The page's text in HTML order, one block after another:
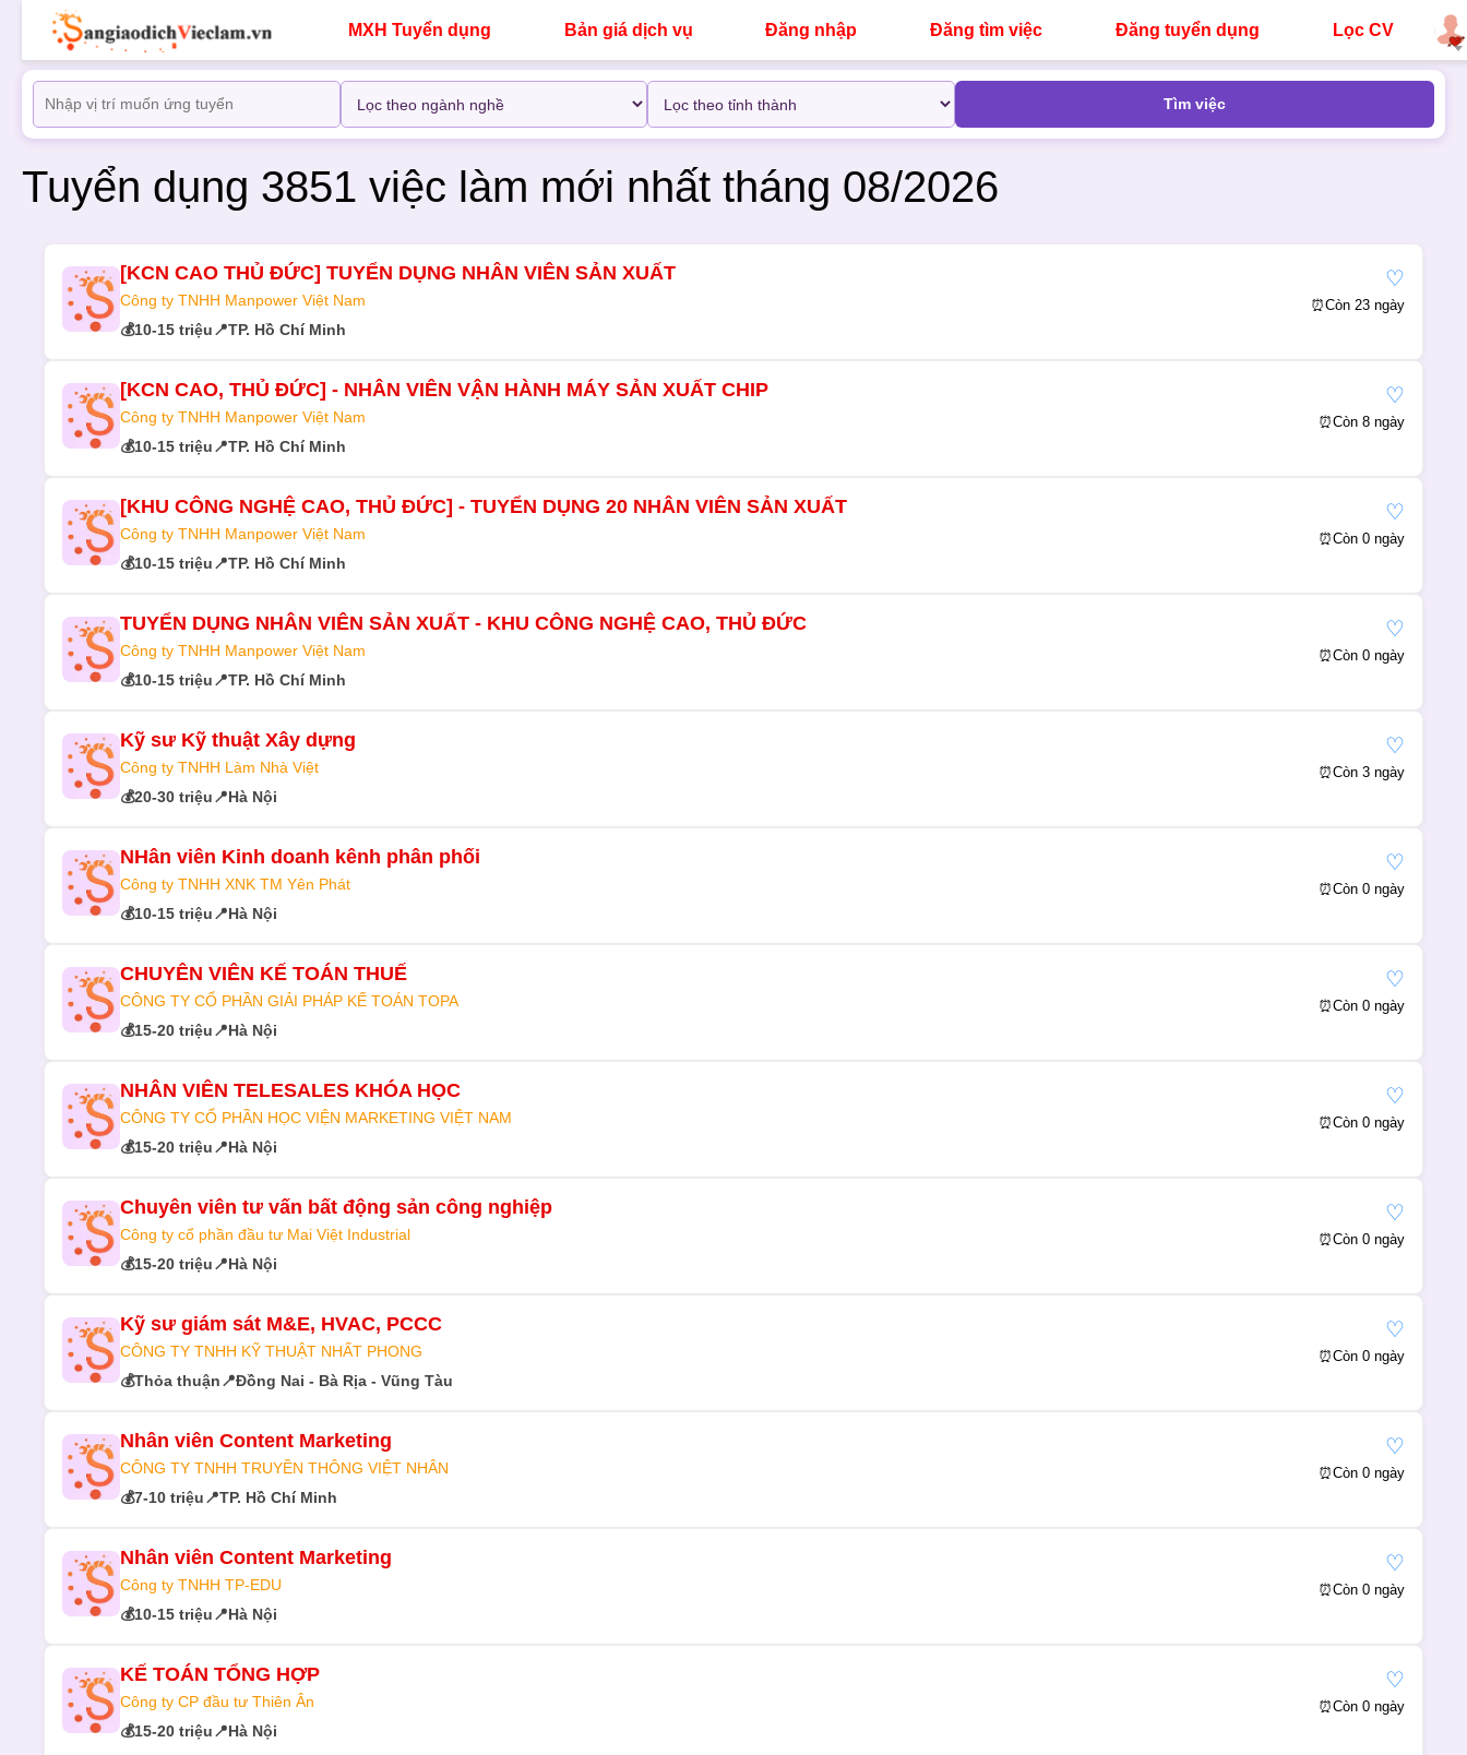
MXH Tuyển dụng Bản giá dịch vụ Đăng nhập Đăng tìm việc Đăng tuyển dụng Lọc CV
Tìm việc
Tuyển dụng 3851 việc làm mới nhất tháng 08/2026
[KCN CAO THỦ ĐỨC] TUYỂN DỤNG NHÂN VIÊN SẢN XUẤT
Công ty TNHH Manpower Việt Nam
💰10-15 triệu📍TP. Hồ Chí Minh
♡
⏰Còn 23 ngày
[KCN CAO, THỦ ĐỨC] - NHÂN VIÊN VẬN HÀNH MÁY SẢN XUẤT CHIP
Công ty TNHH Manpower Việt Nam
💰10-15 triệu📍TP. Hồ Chí Minh
♡
⏰Còn 8 ngày
[KHU CÔNG NGHỆ CAO, THỦ ĐỨC] - TUYỂN DỤNG 20 NHÂN VIÊN SẢN XUẤT
Công ty TNHH Manpower Việt Nam
💰10-15 triệu📍TP. Hồ Chí Minh
♡
⏰Còn 0 ngày
TUYỂN DỤNG NHÂN VIÊN SẢN XUẤT - KHU CÔNG NGHỆ CAO, THỦ ĐỨC
Công ty TNHH Manpower Việt Nam
💰10-15 triệu📍TP. Hồ Chí Minh
♡
⏰Còn 0 ngày
Kỹ sư Kỹ thuật Xây dựng
Công ty TNHH Làm Nhà Việt
💰20-30 triệu📍Hà Nội
♡
⏰Còn 3 ngày
NHân viên Kinh doanh kênh phân phối
Công ty TNHH XNK TM Yên Phát
💰10-15 triệu📍Hà Nội
♡
⏰Còn 0 ngày
CHUYÊN VIÊN KẾ TOÁN THUẾ
CÔNG TY CỔ PHẦN GIẢI PHÁP KẾ TOÁN TOPA
💰15-20 triệu📍Hà Nội
♡
⏰Còn 0 ngày
NHÂN VIÊN TELESALES KHÓA HỌC
CÔNG TY CỔ PHẦN HỌC VIỆN MARKETING VIỆT NAM
💰15-20 triệu📍Hà Nội
♡
⏰Còn 0 ngày
Chuyên viên tư vấn bất động sản công nghiệp
Công ty cổ phần đầu tư Mai Việt Industrial
💰15-20 triệu📍Hà Nội
♡
⏰Còn 0 ngày
Kỹ sư giám sát M&E, HVAC, PCCC
CÔNG TY TNHH KỸ THUẬT NHẤT PHONG
💰Thỏa thuận📍Đồng Nai - Bà Rịa - Vũng Tàu
♡
⏰Còn 0 ngày
Nhân viên Content Marketing
CÔNG TY TNHH TRUYỀN THÔNG VIỆT NHÂN
💰7-10 triệu📍TP. Hồ Chí Minh
♡
⏰Còn 0 ngày
Nhân viên Content Marketing
Công ty TNHH TP-EDU
💰10-15 triệu📍Hà Nội
♡
⏰Còn 0 ngày
KẾ TOÁN TỔNG HỢP
Công ty CP đầu tư Thiên Ân
💰15-20 triệu📍Hà Nội
♡
⏰Còn 0 ngày